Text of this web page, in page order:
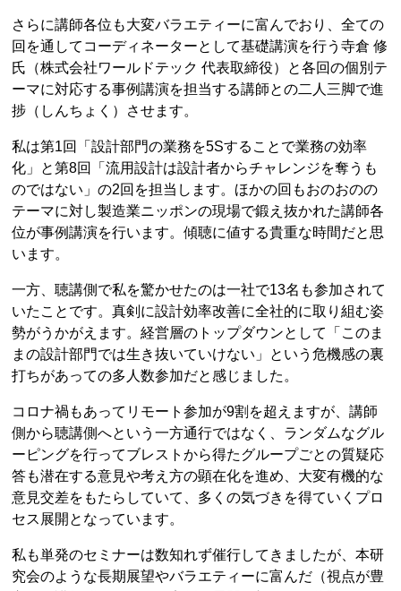
さらに講師各位も大変バラエティーに富んでおり、全ての
回を通してコーディネーターとして基礎講演を行う寺倉 修
氏（株式会社ワールドテック 代表取締役）と各回の個別テ
ーマに対応する事例講演を担当する講師との二人三脚で進
捗（しんちょく）させます。
私は第1回「設計部門の業務を5Sすることで業務の効率
化」と第8回「流用設計は設計者からチャレンジを奪うも
のではない」の2回を担当します。ほかの回もおのおのの
テーマに対し製造業ニッポンの現場で鍛え抜かれた講師各
位が事例講演を行います。傾聴に値する貴重な時間だと思
います。
一方、聴講側で私を驚かせたのは一社で13名も参加されて
いたことです。真剣に設計効率改善に全社的に取り組む姿
勢がうかがえます。経営層のトップダウンとして「このま
まの設計部門では生き抜いていけない」という危機感の裏
打ちがあっての多人数参加だと感じました。
コロナ禍もあってリモート参加が9割を超えますが、講師
側から聴講側へという一方通行ではなく、ランダムなグル
ーピングを行ってブレストから得たグループごとの質疑応
答も潜在する意見や考え方の顕在化を進め、大変有機的な
意見交差をもたらしていて、多くの気づきを得ていくプロ
セス展開となっています。
私も単発のセミナーは数知れず催行してきましたが、本研
究会のような長期展望やバラエティーに富んだ（視点が豊